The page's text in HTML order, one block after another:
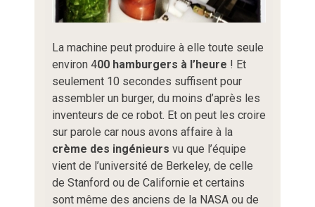
La machine peut produire à elle toute seule
environ 400 hamburgers à l’heure ! Et
seulement 10 secondes suffisent pour
assembler un burger, du moins d’après les
inventeurs de ce robot. Et on peut les croire
sur parole car nous avons affaire à la
crème des ingénieurs vu que l’équipe
vient de l’université de Berkeley, de celle
de Stanford ou de Californie et certains
sont même des anciens de la NASA ou de